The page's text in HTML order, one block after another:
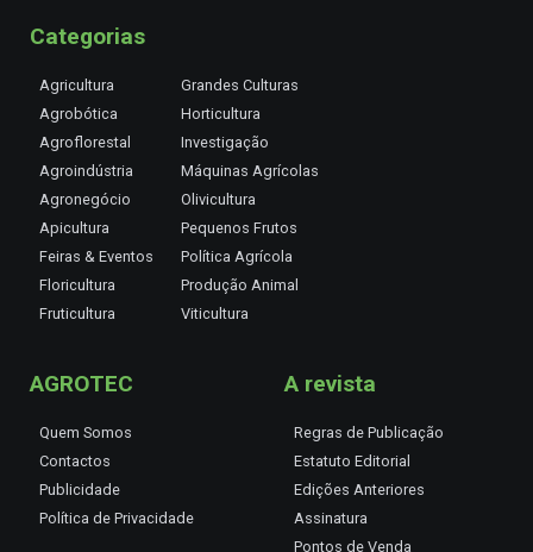
Categorias
Agricultura
Agrobótica
Agroflorestal
Agroindústria
Agronegócio
Apicultura
Feiras & Eventos
Floricultura
Fruticultura
Grandes Culturas
Horticultura
Investigação
Máquinas Agrícolas
Olivicultura
Pequenos Frutos
Política Agrícola
Produção Animal
Viticultura
AGROTEC
Quem Somos
Contactos
Publicidade
Política de Privacidade
A revista
Regras de Publicação
Estatuto Editorial
Edições Anteriores
Assinatura
Pontos de Venda